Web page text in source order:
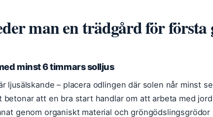
man en trädgård för första
minst 6 timmars solljus
ljusälskande – placera odlingen där solen når minst
betonar att en bra start handlar om att arbeta med
genom organiskt material och gröngödslingsgrödor